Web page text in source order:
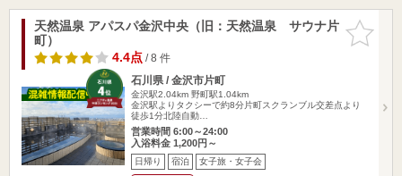
お気に入
りに追加
天然温泉 アパスパ金沢中央（旧：天然温泉 サウナ片
町）
4.4点/ 8 件
石川県 / 金沢市片町
金沢駅2.04km 野町駅1.04km
金沢駅よりタクシーで約8分片町スクランブル交差点より
徒歩1分北陸自動…
営業時間 6:00～24:00
入浴料金 1,200円～
日帰り 宿泊 女子旅・女子会